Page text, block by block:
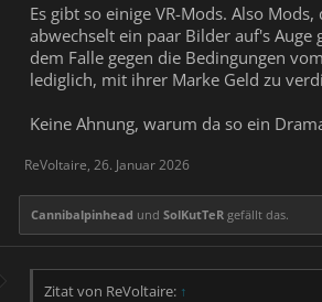
Es gibt so einige VR-Mods. Also
abwechselt ein paar Bilder auf's
dem Falle gegen die Bedingungen
lediglich, mit ihrer Marke Geld zu
Keine Ahnung, warum da so ein
ReVoltaire, 26. Januar 2026
Cannibalpinhead und SolKutTeR gefällt das.
Zitat von ReVoltaire: ↑